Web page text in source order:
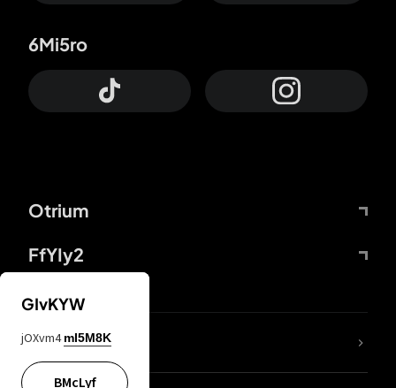
Otrium
FfYIy2
6Mi5ro
DDcvSo
GIvKYW
jOXvm4 mI5M8K
BMcLyf